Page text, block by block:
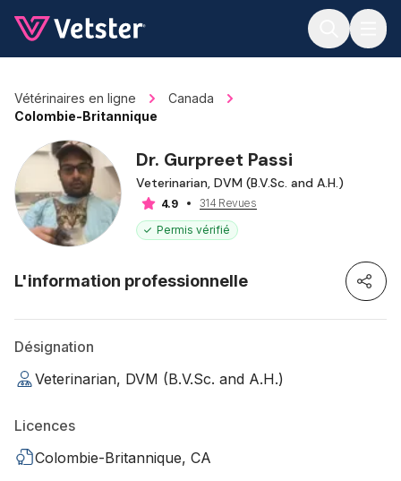
Vétérinaires en ligne
Canada
Colombie-Britannique
Dr. Gurpreet Passi
Veterinarian, DVM (B.V.Sc. and A.H.)
4.9
314 Revues
Permis vérifié
L'information professionnelle
Désignation
Veterinarian, DVM (B.V.Sc. and A.H.)
Licences
Colombie-Britannique, CA